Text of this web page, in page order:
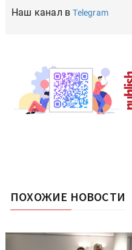
Наш канал вTelegram
ПОХОЖИЕ НОВОСТИ